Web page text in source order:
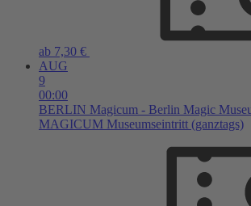
ab 7,30 €
AUG
9
00:00
BERLIN Magicum - Berlin Magic
MAGICUM Museumseintritt (ganztags)